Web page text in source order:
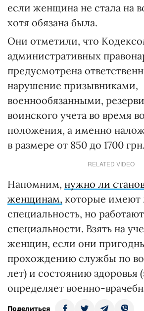
если женщина не стала на
хотя обязана была.
Они отметили, что
административных
предусмотрена
нарушение призывниками,
военнообязанными,
воинского учета во время
положения, а именно
в размере от 850 до 1700 грн.
RELATED VIDEO
Напомним, нужно ли
женщинам, которые
специальность, но
специальности. Взять на
женщин, если они
прохождению службы по
лет) и состоянию здоровья
определяет военно-
Поделиться